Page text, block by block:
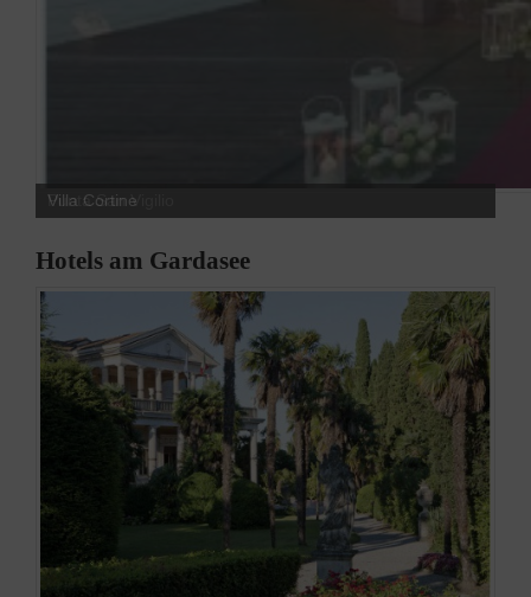
Villa Cortine
Hotels am Gardasee